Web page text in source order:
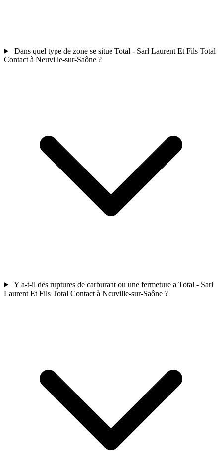
Dans quel type de zone se situe Total - Sarl Laurent Et Fils Total
Contact à Neuville-sur-Saône ?
Y a-t-il des ruptures de carburant ou une fermeture a Total - Sarl
Laurent Et Fils Total Contact à Neuville-sur-Saône ?